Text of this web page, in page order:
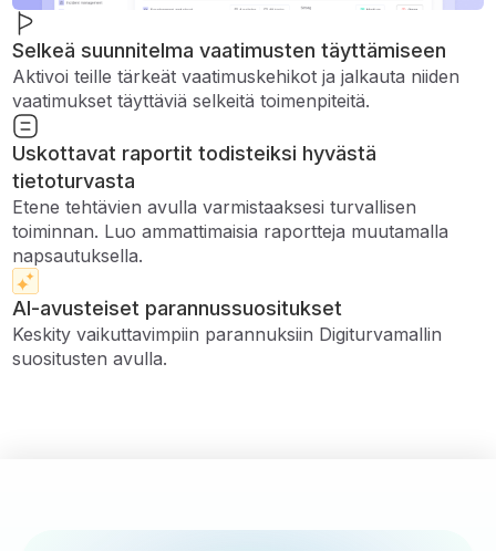
Selkeä suunnitelma vaatimusten täyttämiseen
Aktivoi teille tärkeät vaatimuskehikot ja jalkauta niiden
vaatimukset täyttäviä selkeitä toimenpiteitä.
Uskottavat raportit todisteiksi hyvästä
tietoturvasta
Etene tehtävien avulla varmistaaksesi turvallisen
toiminnan. Luo ammattimaisia ​​raportteja muutamalla
napsautuksella.
AI-avusteiset parannussuositukset
Keskity vaikuttavimpiin parannuksiin Digiturvamallin
suositusten avulla.